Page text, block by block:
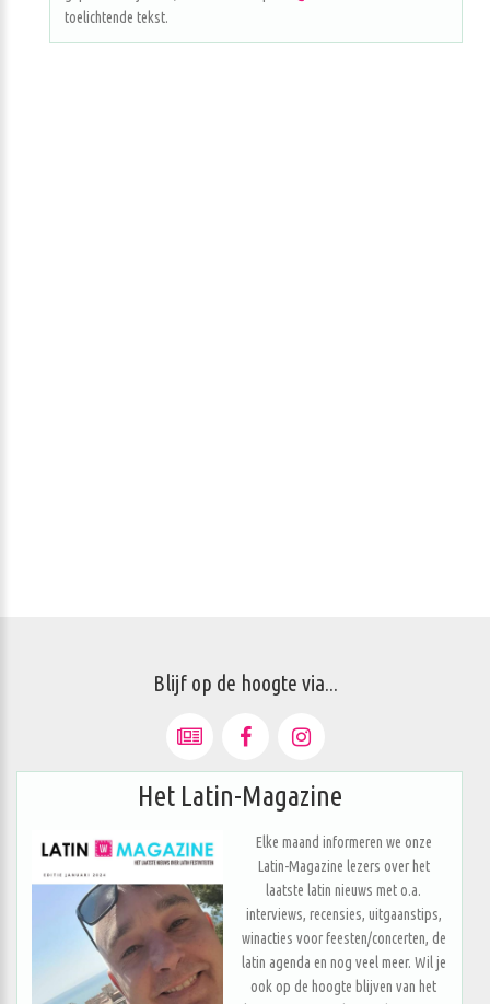
toelichtende tekst.
Blijf op de hoogte via...
Het Latin-Magazine
Elke maand informeren we onze
Latin-Magazine lezers over het
laatste latin nieuws met o.a.
interviews, recensies, uitgaanstips,
winacties voor feesten/concerten, de
latin agenda en nog veel meer. Wil je
ook op de hoogte blijven van het